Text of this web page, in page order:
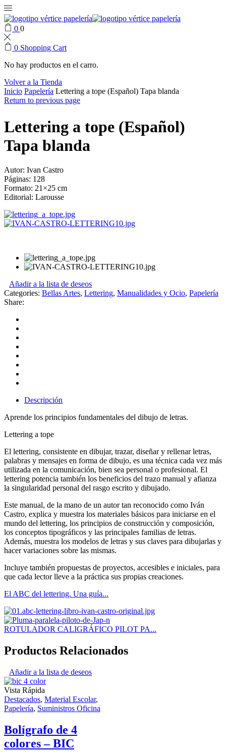
0 0
0 Shopping Cart
No hay productos en el carro.
Volver a la Tienda
Inicio Papelería Lettering a tope (Español) Tapa blanda
Return to previous page
Lettering a tope (Español)
Tapa blanda
Autor: Ivan Castro
Páginas: 128
Formato: 21×25 cm
Editorial: Larousse
Añadir a la lista de deseos
Categories: Bellas Artes, Lettering, Manualidades y Ocio, Papelería
Share:
Descripción
Aprende los principios fundamentales del dibujo de letras.
Lettering a tope
El lettering, consistente en dibujar, trazar, diseñar y rellenar letras,
palabras y mensajes en forma de dibujo, es una técnica cada vez más
utilizada en la comunicación, bien sea personal o profesional. El
lettering potencia también los beneficios del trazo manual y afianza
la singularidad personal del rasgo escrito y dibujado.
Este manual, de la mano de un autor tan reconocido como Iván
Castro, explica y muestra los materiales básicos para iniciarse en el
mundo del lettering, los principios de construcción y composición,
los conceptos tipográficos y las principales familias de letras.
Además, muestra los modelos de letras y sus claves para dibujarlas y
hacer variaciones sobre las mismas.
Incluye también propuestas de proyectos, accesibles e iniciales, para
que cada lector lleve a la práctica sus propias creaciones.
El ABC del lettering. Una guía...
ROTULADOR CALIGRÁFICO PILOT PA...
Productos Relacionados
Añadir a la lista de deseos
Vista Rápida
Destacados, Material Escolar,
Papelería, Suministros Oficina
Bolígrafo de 4
colores – BIC